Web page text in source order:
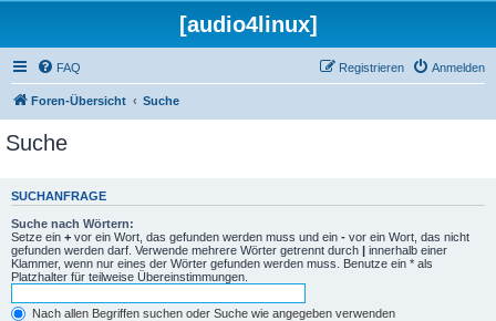
[audio4linux]
FAQ Anmelden
Registrieren
Foren-Übersicht Suche
Suche
SUCHANFRAGE
Suche nach Wörtern:
Setze ein + vor ein Wort, das gefunden werden muss und ein - vor ein Wort, das nicht
gefunden werden darf. Verwende mehrere Wörter getrennt durch | innerhalb einer
Klammer, wenn nur eines der Wörter gefunden werden muss. Benutze ein * als
Platzhalter für teilweise Übereinstimmungen.
Nach allen Begriffen suchen oder Suche wie angegeben verwenden